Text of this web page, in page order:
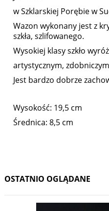
w Szklarskiej Porębie w
Wazon wykonany jest z
szkła, szlifowanego.
Wysokiej klasy szkło
artystycznym,
Jest bardzo dobrze
Wysokość: 19,5 cm
Średnica: 8,5 cm
OSTATNIO OGLĄDANE